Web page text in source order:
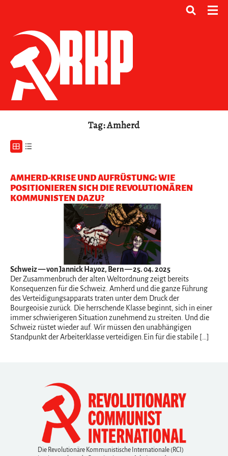
Tag: Amherd
AMHERD-KRISE UND AUFRÜSTUNG: WIE
POSITIONIEREN SICH DIE REVOLUTIONÄREN
KOMMUNISTEN DAZU?
Schweiz— von Jannick Hayoz, Bern — 25. 04. 2025
Der Zusammenbruch der alten Weltordnung zeigt bereits
Konsequenzen für die Schweiz. Amherd und die ganze Führung
des Verteidigungsapparats traten unter dem Druck der
Bourgeoisie zurück. Die herrschende Klasse beginnt, sich in einer
immer schwierigeren Situation zunehmend zu streiten. Und die
Schweiz rüstet wieder auf. Wir müssen den unabhängigen
Standpunkt der Arbeiterklasse verteidigen.Ein für die stabile […]
Die Revolutionäre Kommunistische Internationale (RCI)